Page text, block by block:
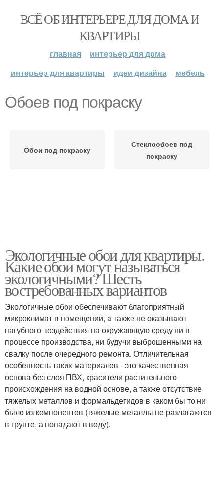
ВСЁ ОБ ИНТЕРЬЕРЕ ДЛЯ ДОМА И
КВАРТИРЫ
главная
интерьер для дома
интерьер для квартиры
идеи дизайна мебель
Обоев под покраску
Обои под покраску
Стеклообоев под
покраску
Экологичные обои для квартиры.
Какие обои могут называться
экологичными? Шесть
востребованных вариантов
Экологичные обои обеспечивают благоприятный
микроклимат в помещении, а также не оказывают
пагубного воздействия на окружающую среду ни в
процессе производства, ни будучи выброшенными на
свалку после очередного ремонта. Отличительная
особенность таких материалов - это качественная
основа без слоя ПВХ, красители растительного
происхождения на водной основе, а также отсутствие
тяжелых металлов и формальдегидов в каком бы то ни
было из компонентов (тяжелые металлы не разлагаются
в грунте, а попадают в воду).